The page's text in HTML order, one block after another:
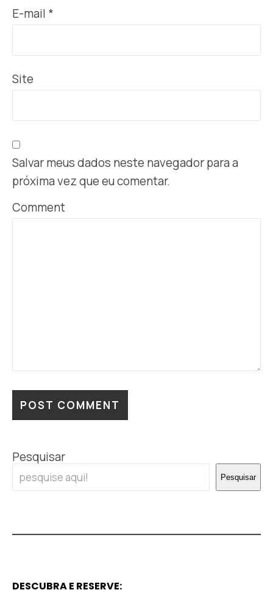
E-mail *
Site
Salvar meus dados neste navegador para a
próxima vez que eu comentar.
Comment
Pesquisar
Pesquisar
DESCUBRA E RESERVE: